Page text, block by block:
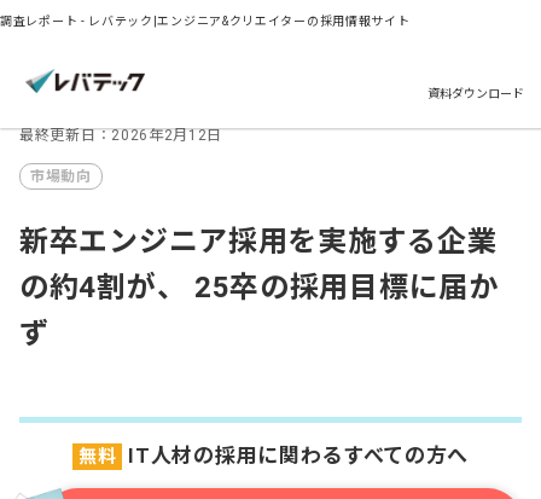
調査レポート - レバテック|エンジニア&クリエイターの採用情報サイト
資料ダウンロード
最終更新日：2026年2月12日
市場動向
新卒エンジニア採用を実施する企業
の約4割が、 25卒の採用目標に届か
ず
無料 IT人材の採用に関わるすべての方へ